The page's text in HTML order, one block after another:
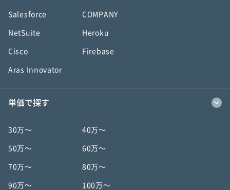
Salesforce COMPANY
NetSuite Heroku
Cisco Firebase
Aras Innovator
単価で探す
30万〜 40万〜
50万〜 60万〜
70万〜 80万〜
90万〜 100万〜